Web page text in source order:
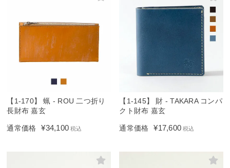
【1-170】 蝋 - ROU 二つ折り
長財布 嘉玄
通常価格 ¥34,100 税込
【1-145】 財 - TAKARA コンパ
クト財布 嘉玄
通常価格 ¥17,600 税込